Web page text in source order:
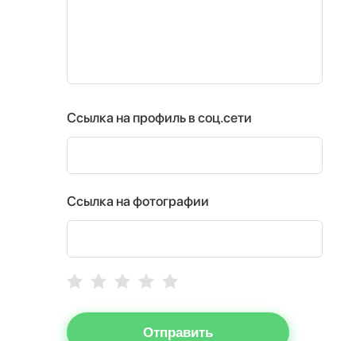
Ссылка на профиль в соц.сети
Ссылка на фотографии
Отправить